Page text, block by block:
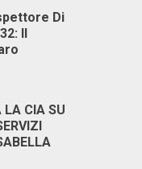
Di
Il
LA CIA SU